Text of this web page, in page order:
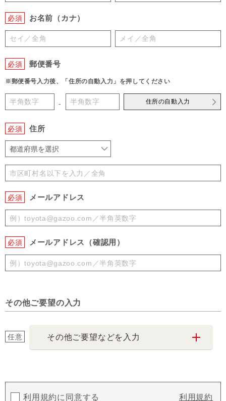
必須 お名前（カナ）
必須 郵便番号
※郵便番号入力後、「住所の自動入力」を押してください
- 住所の自動入力
必須 住所
都道府県を選択
必須 メールアドレス
必須 メールアドレス（確認用）
その他ご要望の入力
任意 その他ご要望などを入力
利用規約に同意する 利用規約